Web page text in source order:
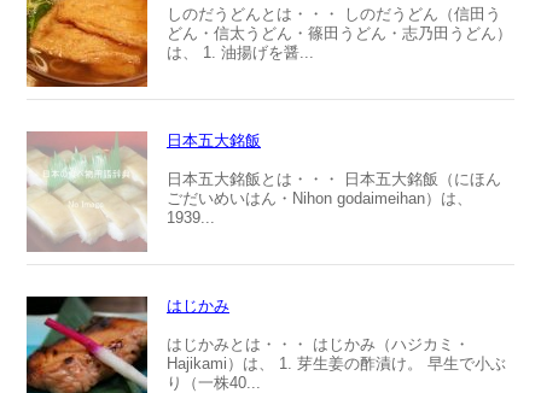
しのだうどんとは・・・ しのだうどん（信田う
どん・信太うどん・篠田うどん・志乃田うどん）
は、 1. 油揚げを醤...
日本五大銘飯
日本五大銘飯とは・・・ 日本五大銘飯（にほん
ごだいめいはん・Nihon godaimeihan）は、
1939...
はじかみ
はじかみとは・・・ はじかみ（ハジカミ・
Hajikami）は、 1. 芽生姜の酢漬け。 早生で小ぶ
り（一株40...